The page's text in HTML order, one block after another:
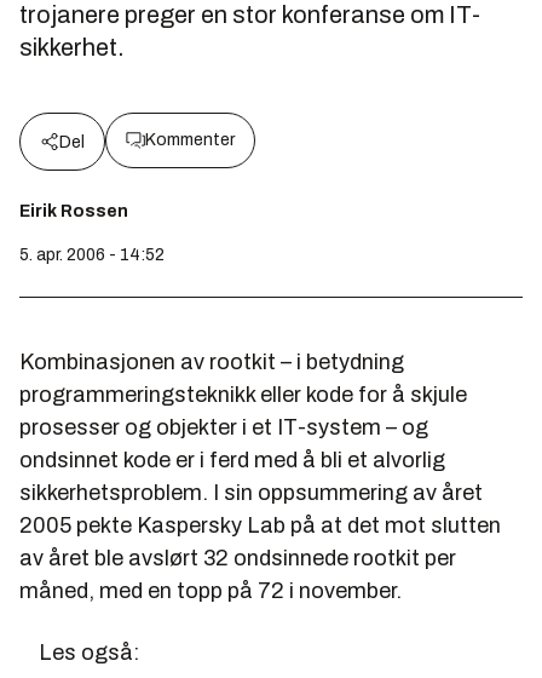
trojanere preger en stor konferanse om IT-
sikkerhet.
Del Kommenter
Eirik Rossen
5. apr. 2006 - 14:52
Kombinasjonen av rootkit – i betydning
programmeringsteknikk eller kode for å skjule
prosesser og objekter i et IT-system – og
ondsinnet kode er i ferd med å bli et alvorlig
sikkerhetsproblem. I sin oppsummering av året
2005 pekte Kaspersky Lab på at det mot slutten
av året ble avslørt 32 ondsinnede rootkit per
måned, med en topp på 72 i november.
Les også: